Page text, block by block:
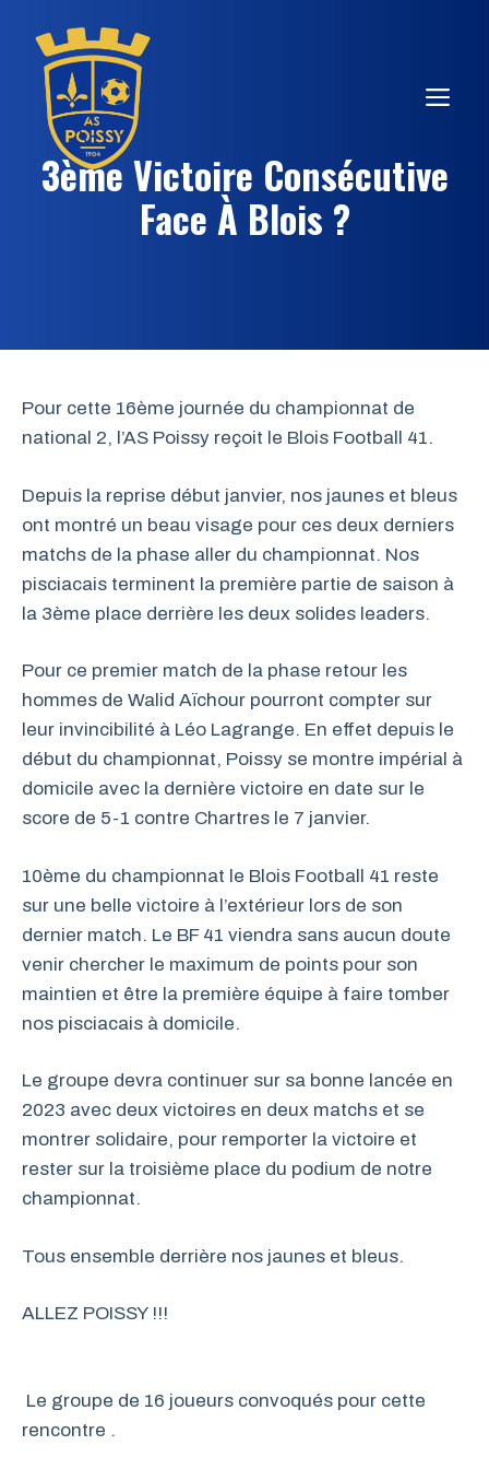
contenu
3ème Victoire Consécutive
Face À Blois ?
Pour cette 16ème journée du championnat de
national 2, l’AS Poissy reçoit le Blois Football 41.
Depuis la reprise début janvier, nos jaunes et bleus
ont montré un beau visage pour ces deux derniers
matchs de la phase aller du championnat. Nos
pisciacais terminent la première partie de saison à
la 3ème place derrière les deux solides leaders.
Pour ce premier match de la phase retour les
hommes de Walid Aïchour pourront compter sur
leur invincibilité à Léo Lagrange. En effet depuis le
début du championnat, Poissy se montre impérial à
domicile avec la dernière victoire en date sur le
score de 5-1 contre Chartres le 7 janvier.
10ème du championnat le Blois Football 41 reste
sur une belle victoire à l’extérieur lors de son
dernier match. Le BF 41 viendra sans aucun doute
venir chercher le maximum de points pour son
maintien et être la première équipe à faire tomber
nos pisciacais à domicile.
Le groupe devra continuer sur sa bonne lancée en
2023 avec deux victoires en deux matchs et se
montrer solidaire, pour remporter la victoire et
rester sur la troisième place du podium de notre
championnat.
Tous ensemble derrière nos jaunes et bleus.
ALLEZ POISSY !!!
Le groupe de 16 joueurs convoqués pour cette
rencontre .